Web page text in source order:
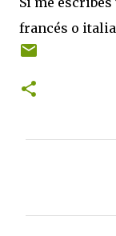
o
k
g
a
r
e
s
francés o